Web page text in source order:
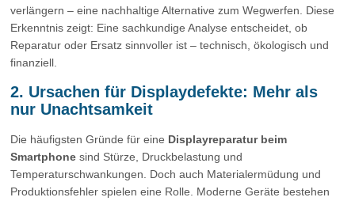
verlängern – eine nachhaltige Alternative zum Wegwerfen. Diese
Erkenntnis zeigt: Eine sachkundige Analyse entscheidet, ob
Reparatur oder Ersatz sinnvoller ist – technisch, ökologisch und
finanziell.
2. Ursachen für Displaydefekte: Mehr als
nur Unachtsamkeit
Die häufigsten Gründe für eine Displayreparatur beim
Smartphone sind Stürze, Druckbelastung und
Temperaturschwankungen. Doch auch Materialermüdung und
Produktionsfehler spielen eine Rolle. Moderne Geräte bestehen